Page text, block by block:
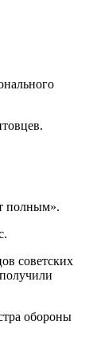
полным».
советских
обороны